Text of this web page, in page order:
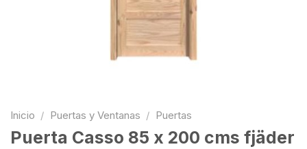
Inicio / Puertas y Ventanas / Puertas
Puerta Casso 85 x 200 cms fjäder